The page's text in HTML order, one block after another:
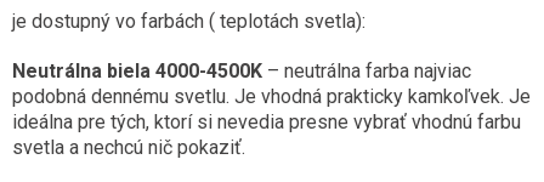
je dostupný vo farbách ( teplotách svetla):
Neutrálna biela 4000-4500K – neutrálna farba najviac
podobná dennému svetlu. Je vhodná prakticky kamkoľvek. Je
ideálna pre tých, ktorí si nevedia presne vybrať vhodnú farbu
svetla a nechcú nič pokaziť.